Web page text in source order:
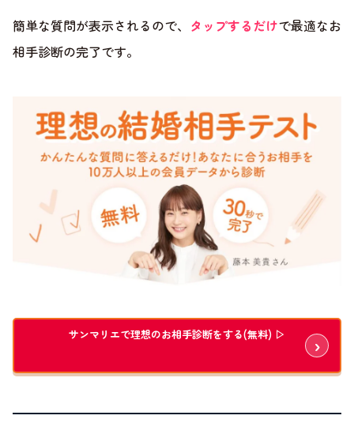
簡単な質問が表示されるので、 タップするだけで最適なお
相手診断の完了です。
サンマリエで理想のお相手診断をする(無料) ▷